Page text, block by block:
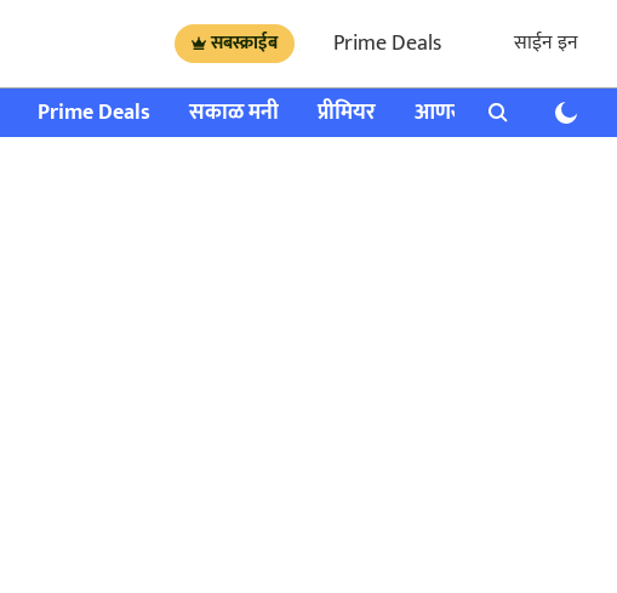
सबस्क्राईब Prime Deals साईन इन
Prime Deals सकाळ मनी प्रीमियर आणखी राशी भविष्य